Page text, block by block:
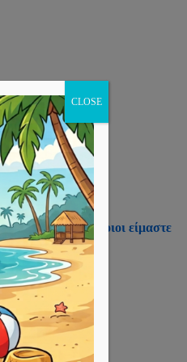
Υπηρεσίες Ποιοι είμαστε
CLOSE